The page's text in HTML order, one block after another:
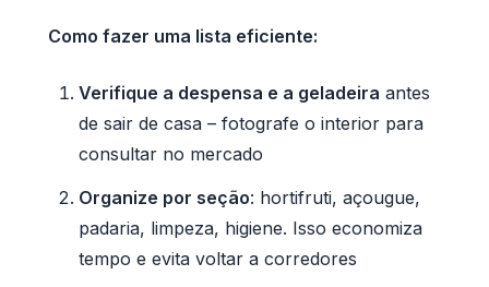
Como fazer uma lista eficiente:
Verifique a despensa e a geladeira antes
de sair de casa – fotografe o interior para
consultar no mercado
Organize por seção: hortifruti, açougue,
padaria, limpeza, higiene. Isso economiza
tempo e evita voltar a corredores